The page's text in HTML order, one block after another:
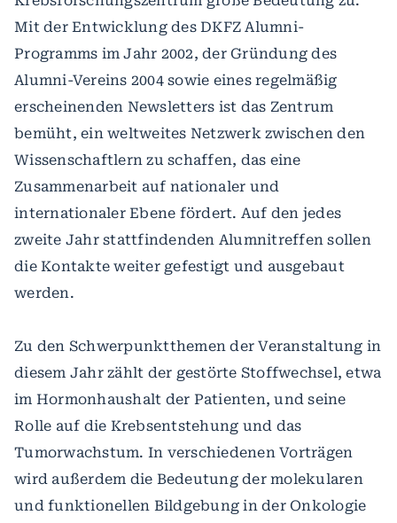
Mit der Entwicklung des DKFZ Alumni-
Programms im Jahr 2002, der Gründung des
Alumni-Vereins 2004 sowie eines regelmäßig
erscheinenden Newsletters ist das Zentrum
bemüht, ein weltweites Netzwerk zwischen den
Wissenschaftlern zu schaffen, das eine
Zusammenarbeit auf nationaler und
internationaler Ebene fördert. Auf den jedes
zweite Jahr stattfindenden Alumnitreffen sollen
die Kontakte weiter gefestigt und ausgebaut
werden.
Zu den Schwerpunktthemen der Veranstaltung in
diesem Jahr zählt der gestörte Stoffwechsel, etwa
im Hormonhaushalt der Patienten, und seine
Rolle auf die Krebsentstehung und das
Tumorwachstum. In verschiedenen Vorträgen
wird außerdem die Bedeutung der molekularen
und funktionellen Bildgebung in der Onkologie